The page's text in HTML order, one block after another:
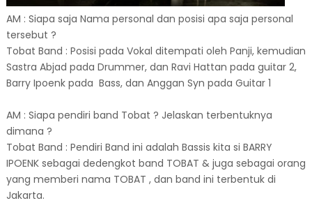
AM : Siapa saja Nama personal dan posisi apa saja personal
tersebut ?
Tobat Band : Posisi pada Vokal ditempati oleh Panji, kemudian
Sastra Abjad pada Drummer, dan Ravi Hattan pada guitar 2,
Barry Ipoenk pada Bass, dan Anggan Syn pada Guitar 1
AM : Siapa pendiri band Tobat ? Jelaskan terbentuknya
dimana ?
Tobat Band : Pendiri Band ini adalah Bassis kita si BARRY
IPOENK sebagai dedengkot band TOBAT & juga sebagai orang
yang memberi nama TOBAT , dan band ini terbentuk di
Jakarta.